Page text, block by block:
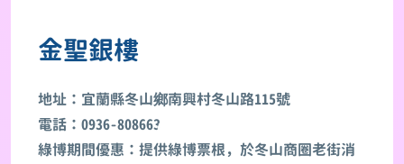
Google導航
金聖銀樓
地址：宜蘭縣冬山鄉南興村冬山路115號
電話：0936-808663
綠博期間優惠：提供綠博票根，於冬山商圈老街消